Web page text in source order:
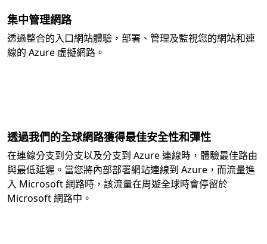
集中管理網路
透過整合的入口網站體驗，部署、管理及監視您的網站和連
線的 Azure 虛擬網路。
透過我們的全球網路獲得最佳安全性和彈性
在連線分支到分支以及分支到 Azure 連線時，體驗最佳路由
與最低延遲。當您將內部部署網站連線到 Azure，而流量進
入 Microsoft 網路時，該流量在周遊全球時會停留於
Microsoft 網路中。